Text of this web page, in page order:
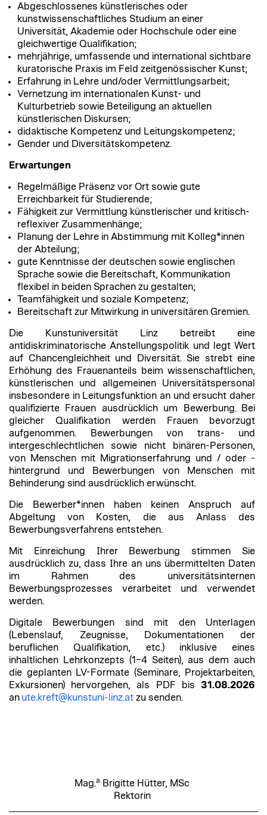
Abgeschlossenes künstlerisches oder
kunstwissenschaftliches Studium an einer
Universität, Akademie oder Hochschule oder eine
gleichwertige Qualifikation;
mehrjährige, umfassende und international sichtbare
kuratorische Praxis im Feld zeitgenössischer Kunst;
Erfahrung in Lehre und/oder Vermittlungsarbeit;
Vernetzung im internationalen Kunst- und
Kulturbetrieb sowie Beteiligung an aktuellen
künstlerischen Diskursen;
didaktische Kompetenz und Leitungskompetenz;
Gender und Diversitätskompetenz.
Erwartungen
Regelmäßige Präsenz vor Ort sowie gute
Erreichbarkeit für Studierende;
Fähigkeit zur Vermittlung künstlerischer und kritisch-
reflexiver Zusammenhänge;
Planung der Lehre in Abstimmung mit Kolleg*innen
der Abteilung;
gute Kenntnisse der deutschen sowie englischen
Sprache sowie die Bereitschaft, Kommunikation
flexibel in beiden Sprachen zu gestalten;
Teamfähigkeit und soziale Kompetenz;
Bereitschaft zur Mitwirkung in universitären Gremien.
Die Kunstuniversität Linz betreibt eine
antidiskriminatorische Anstellungspolitik und legt Wert
auf Chancengleichheit und Diversität. Sie strebt eine
Erhöhung des Frauenanteils beim wissenschaftlichen,
künstlerischen und allgemeinen Universitätspersonal
insbesondere in Leitungsfunktion an und ersucht daher
qualifizierte Frauen ausdrücklich um Bewerbung. Bei
gleicher Qualifikation werden Frauen bevorzugt
aufgenommen. Bewerbungen von trans- und
intergeschlechtlichen sowie nicht binären-Personen,
von Menschen mit Migrationserfahrung und / oder -
hintergrund und Bewerbungen von Menschen mit
Behinderung sind ausdrücklich erwünscht.
Die Bewerber*innen haben keinen Anspruch auf
Abgeltung von Kosten, die aus Anlass des
Bewerbungsverfahrens entstehen.
Mit Einreichung Ihrer Bewerbung stimmen Sie
ausdrücklich zu, dass Ihre an uns übermittelten Daten
im Rahmen des universitätsinternen
Bewerbungsprozesses verarbeitet und verwendet
werden.
Digitale Bewerbungen sind mit den Unterlagen
(Lebenslauf, Zeugnisse, Dokumentationen der
beruflichen Qualifikation, etc.) inklusive eines
inhaltlichen Lehrkonzepts (1–4 Seiten), aus dem auch
die geplanten LV-Formate (Seminare, Projektarbeiten,
Exkursionen) hervorgehen, als PDF bis 31.08.2026
an ute.kreft@kunstuni-linz.at zu senden.
Mag.a Brigitte Hütter, MSc
Rektorin